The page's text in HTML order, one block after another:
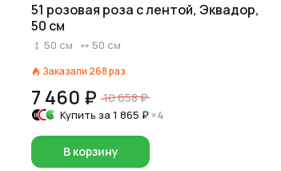
51 розовая роза с лентой, Эквадор,
50 см
50 см 50 см
Заказали 268раз
7 460 ₽ 10 658 ₽
Купить за 1 865 ₽ ×4
В корзину